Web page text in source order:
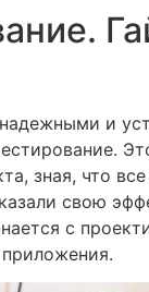
и
зная, что
свою
с